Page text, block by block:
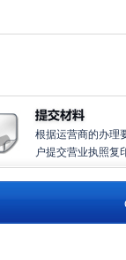
根据运营商的办理
户提交营业执照复